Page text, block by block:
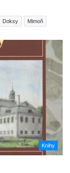
Doksy Mimoň
Knihy